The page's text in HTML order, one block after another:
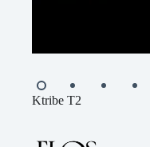
Ktribe T2